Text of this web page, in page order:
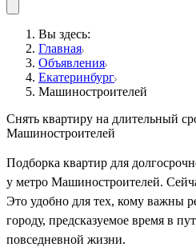
Вы здесь:
Главная
Объявления
Екатеринбург
Машиностроителей
Снять квартиру на длительный
Машиностроителей
Подборка квартир для
у метро Машиностроителей.
Это удобно для тех, кому важны
городу, предсказуемое время в
повседневной жизни.